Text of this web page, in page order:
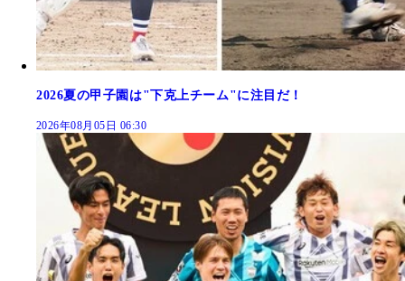
2026夏の甲子園は"下克上チーム"に注目だ！
2026年08月05日 06:30